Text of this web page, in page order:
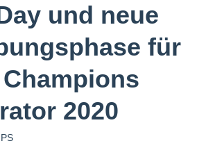
und neue
für
2020